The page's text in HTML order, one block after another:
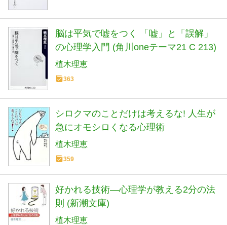
脳は平気で嘘をつく 「嘘」と「誤解」
の心理学入門 (角川oneテーマ21 C 213)
植木理恵
363
シロクマのことだけは考えるな! 人生が
急にオモシロくなる心理術
植木理恵
359
好かれる技術―心理学が教える2分の法
則 (新潮文庫)
植木理恵